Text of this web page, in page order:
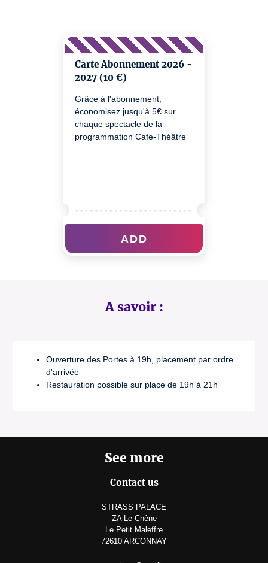
Carte Abonnement 2026 -
2027 (10 €)
Grâce à l'abonnement,
économisez jusqu'à 5€ sur
chaque spectacle de la
programmation Cafe-Théâtre
ADD
A savoir :
Ouverture des Portes à 19h, placement par ordre
d'arrivée
Restauration possible sur place de 19h à 21h
See more
Contact us
STRASS PALACE
ZA Le Chêne
Le Petit Maleffre
72610 ARCONNAY